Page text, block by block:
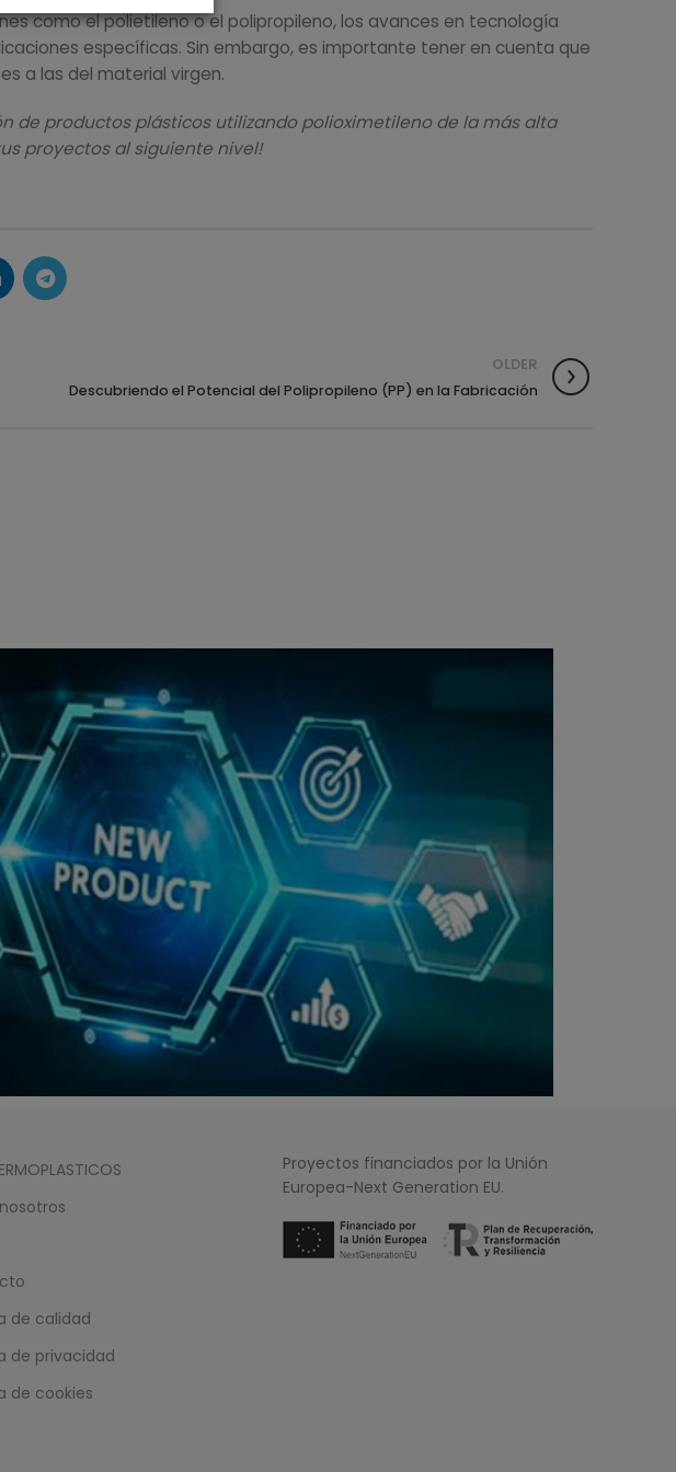
como el polietileno o el polipropileno, los avances en tecnología
específicas. Sin embargo, es importante tener en cuenta que
a las del material virgen.
de productos plásticos utilizando polioximetileno de la más alta
proyectos al siguiente nivel!
OLDER
Descubriendo el Potencial del Polipropileno (PP) en la Fabricación
de calidad
de privacidad
de cookies
Proyectos financiados por la Unión
Europea-Next Generation EU.